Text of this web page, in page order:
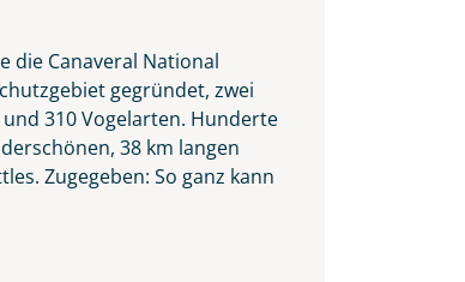
die Canaveral National
gegründet, zwei
310 Vogelarten. Hunderte
38 km langen
Zugegeben: So ganz kann